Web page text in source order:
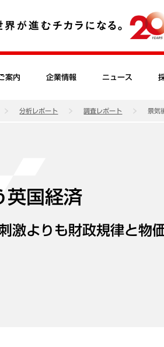
案内 企業情報 ニュース
分析レポート 調査レポート 景気
英国経済
激よりも財政規律と物